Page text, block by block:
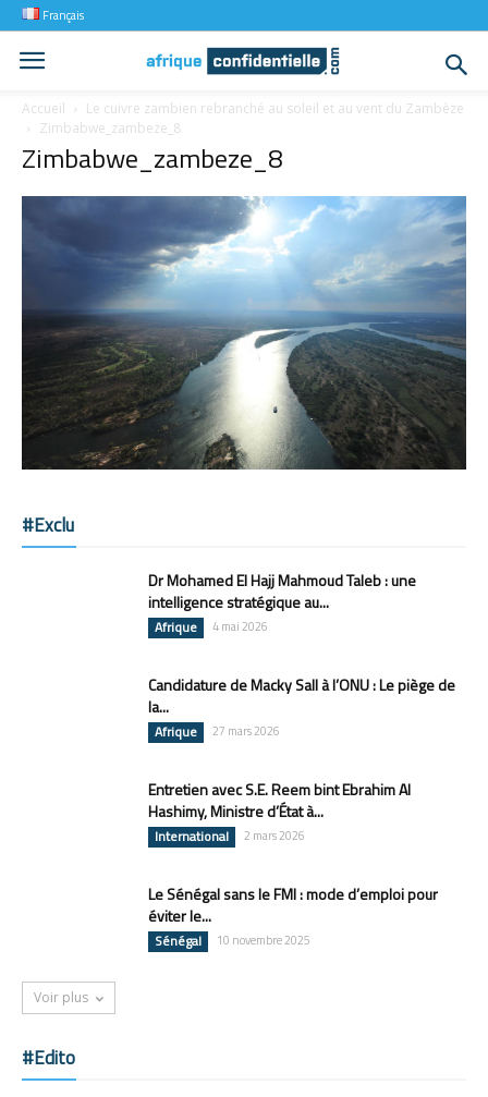
Français
Accueil
Le cuivre zambien rebranché au soleil et au vent du Zambèze
Zimbabwe_zambeze_8
Zimbabwe_zambeze_8
#Exclu
Dr Mohamed El Hajj Mahmoud Taleb : une
intelligence stratégique au...
Afrique 4 mai 2026
Candidature de Macky Sall à l’ONU : Le piège de
la...
Afrique 27 mars 2026
Entretien avec S.E. Reem bint Ebrahim Al
Hashimy, Ministre d’État à...
International 2 mars 2026
Le Sénégal sans le FMI : mode d’emploi pour
éviter le...
Sénégal 10 novembre 2025
Voir plus
#Edito